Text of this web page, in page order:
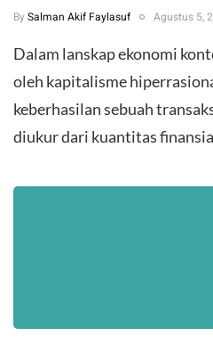
By Salman Akif Faylasuf Agustus 5,
Dalam lanskap ekonomi
oleh kapitalisme
keberhasilan sebuah
diukur dari kuantitas